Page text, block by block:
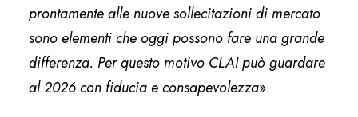
prontamente alle nuove sollecitazioni di mercato
sono elementi che oggi possono fare una grande
differenza. Per questo motivo CLAI può guardare
al 2026 con fiducia e consapevolezza».